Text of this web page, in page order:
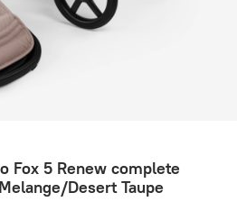
Fox 5 Renew complete
Desert Taupe